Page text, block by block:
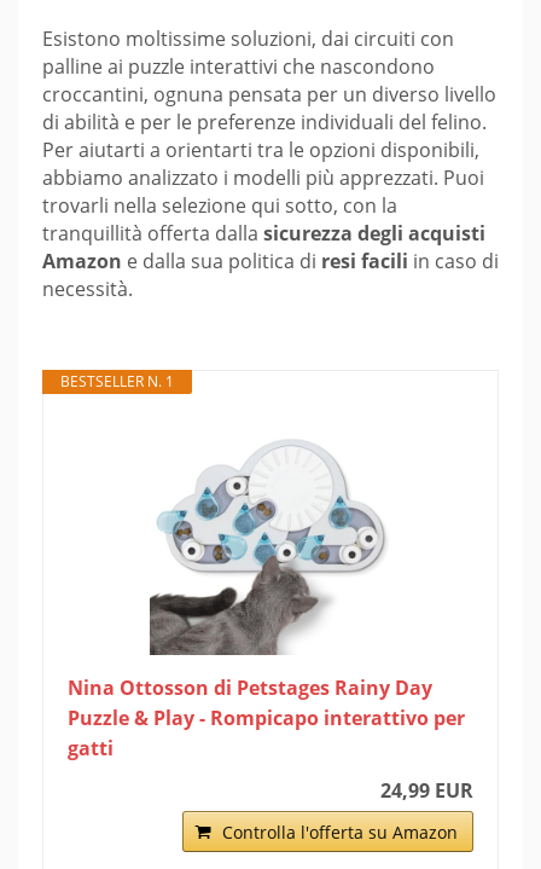
Esistono moltissime soluzioni, dai circuiti con
palline ai puzzle interattivi che nascondono
croccantini, ognuna pensata per un diverso livello
di abilità e per le preferenze individuali del felino.
Per aiutarti a orientarti tra le opzioni disponibili,
abbiamo analizzato i modelli più apprezzati. Puoi
trovarli nella selezione qui sotto, con la
tranquillità offerta dalla sicurezza degli acquisti
Amazon e dalla sua politica di resi facili in caso di
necessità.
BESTSELLER N. 1
Nina Ottosson di Petstages Rainy Day
Puzzle & Play - Rompicapo interattivo per
gatti
24,99 EUR
Controlla l'offerta su Amazon